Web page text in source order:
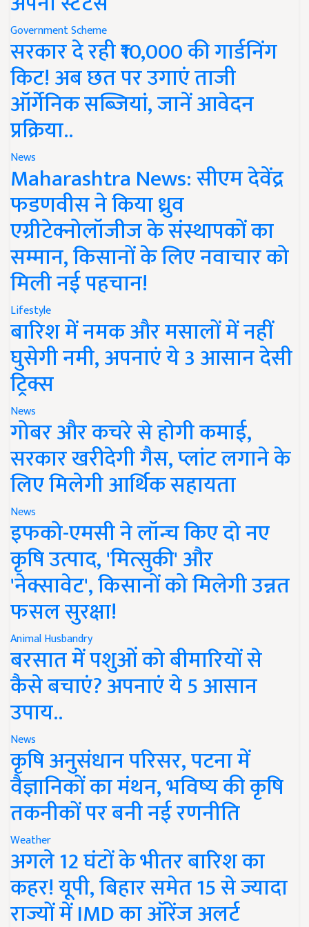
Government Scheme
सरकार दे रही ₹10,000 की गार्डनिंग
किट! अब छत पर उगाएं ताजी
ऑर्गेनिक सब्जियां, जानें आवेदन
प्रक्रिया..
News
Maharashtra News: सीएम देवेंद्र
फडणवीस ने किया ध्रुव
एग्रीटेक्नोलॉजीज के संस्थापकों का
सम्मान, किसानों के लिए नवाचार को
मिली नई पहचान!
Lifestyle
बारिश में नमक और मसालों में नहीं
घुसेगी नमी, अपनाएं ये 3 आसान देसी
ट्रिक्स
News
गोबर और कचरे से होगी कमाई,
सरकार खरीदेगी गैस, प्लांट लगाने के
लिए मिलेगी आर्थिक सहायता
News
इफको-एमसी ने लॉन्च किए दो नए
कृषि उत्पाद, 'मित्सुकी' और
'नेक्सावेट', किसानों को मिलेगी उन्नत
फसल सुरक्षा!
Animal Husbandry
बरसात में पशुओं को बीमारियों से
कैसे बचाएं? अपनाएं ये 5 आसान
उपाय..
News
कृषि अनुसंधान परिसर, पटना में
वैज्ञानिकों का मंथन, भविष्य की कृषि
तकनीकों पर बनी नई रणनीति
Weather
अगले 12 घंटों के भीतर बारिश का
कहर! यूपी, बिहार समेत 15 से ज्यादा
राज्यों में IMD का ऑरेंज अलर्ट